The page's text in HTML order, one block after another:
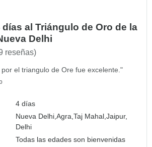
al Triángulo de Oro de la
Delhi
reseñas)
el triangulo de Ore fue excelente."
4 días
Nueva Delhi,Agra,Taj Mahal,Jaipur,
Delhi
Todas las edades son bienvenidas